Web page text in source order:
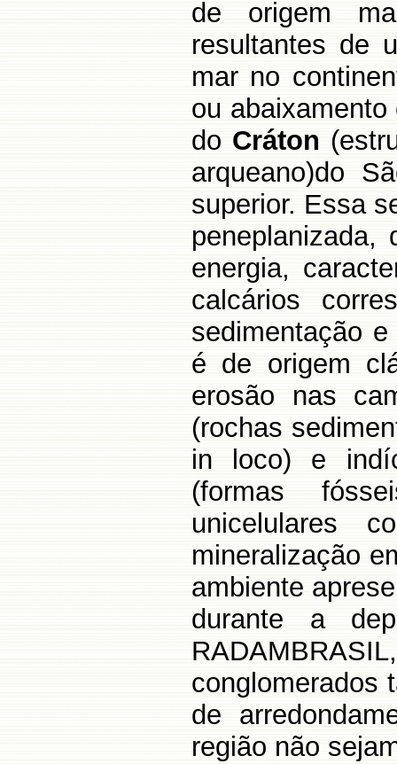
de origem
resultantes de
mar no
ou
do Cráton
arqueano)do
superior. Essa
energia,
calcários
sedimentação
é de origem
erosão nas
(rochas
in loco) e
(formas
unicelulares
mineralização
ambiente
durante a
conglomerados
de
região não